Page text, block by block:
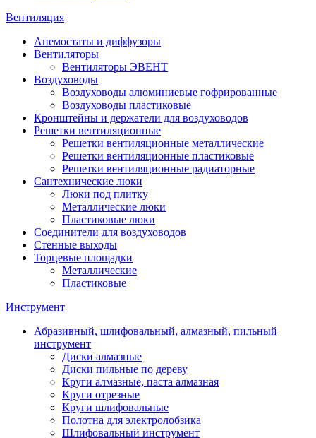
Вентиляция
Анемостаты и диффузоры
Вентиляторы
Вентиляторы ЭВЕНТ
Воздуховоды
Воздуховоды алюминиевые гофрированные
Воздуховоды пластиковые
Кронштейны и держатели для воздуховодов
Решетки вентиляционные
Решетки вентиляционные металлические
Решетки вентиляционные пластиковые
Решетки вентиляционные радиаторные
Сантехнические люки
Люки под плитку
Металлические люки
Пластиковые люки
Соединители для воздуховодов
Стенные выходы
Торцевые площадки
Металлические
Пластиковые
Инструмент
Абразивный, шлифовальный, алмазный, пильный
инструмент
Диски алмазные
Диски пильные по дереву
Круги алмазные, паста алмазная
Круги отрезные
Круги шлифовальные
Полотна для электролобзика
Шлифовальный инструмент